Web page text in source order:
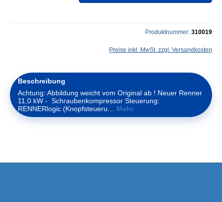
Produktnummer: 310019
Preise inkl. MwSt. zzgl. Versandkosten
Beschreibung
Achtung: Abbildung weicht vom Original ab ! Neuer Renner
11,0 kW - Schraubenkompressor Steuerung:
RENNERlogic (Knopfsteueru… Mehr